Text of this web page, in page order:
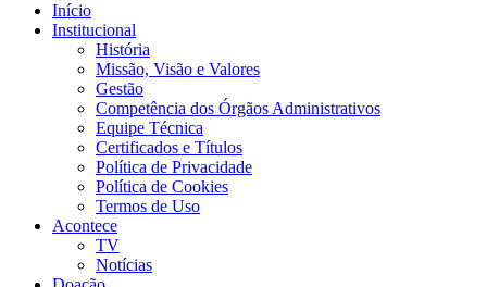
Início
Institucional
História
Missão, Visão e Valores
Gestão
Competência dos Órgãos Administrativos
Equipe Técnica
Certificados e Títulos
Política de Privacidade
Política de Cookies
Termos de Uso
Acontece
TV
Notícias